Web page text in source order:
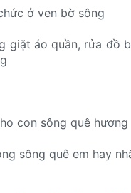
ở ven bờ sông
giặt áo quần, rửa đồ
con sông quê hương